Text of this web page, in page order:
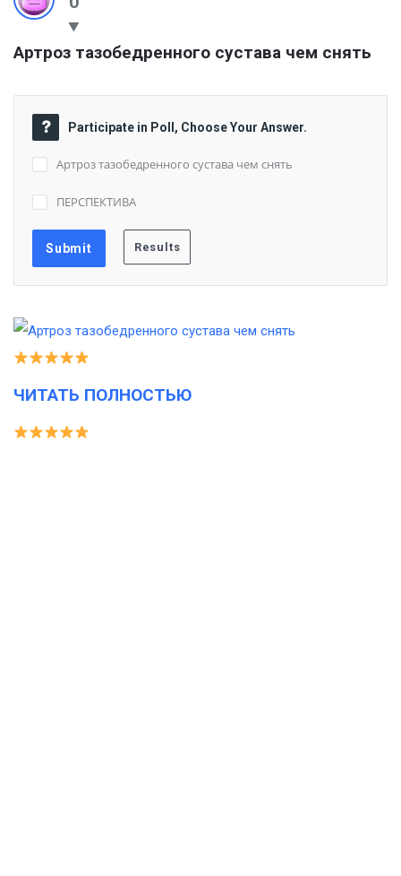
Артроз тазобедренного сустава чем снять
Participate in Poll, Choose Your Answer.
Артроз тазобедренного сустава чем снять
ПЕРСПЕКТИВА
ЧИТАТЬ ПОЛНОСТЬЮ